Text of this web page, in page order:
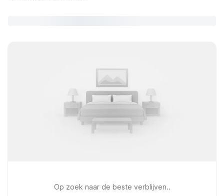
Op zoek naar de beste verblijven..